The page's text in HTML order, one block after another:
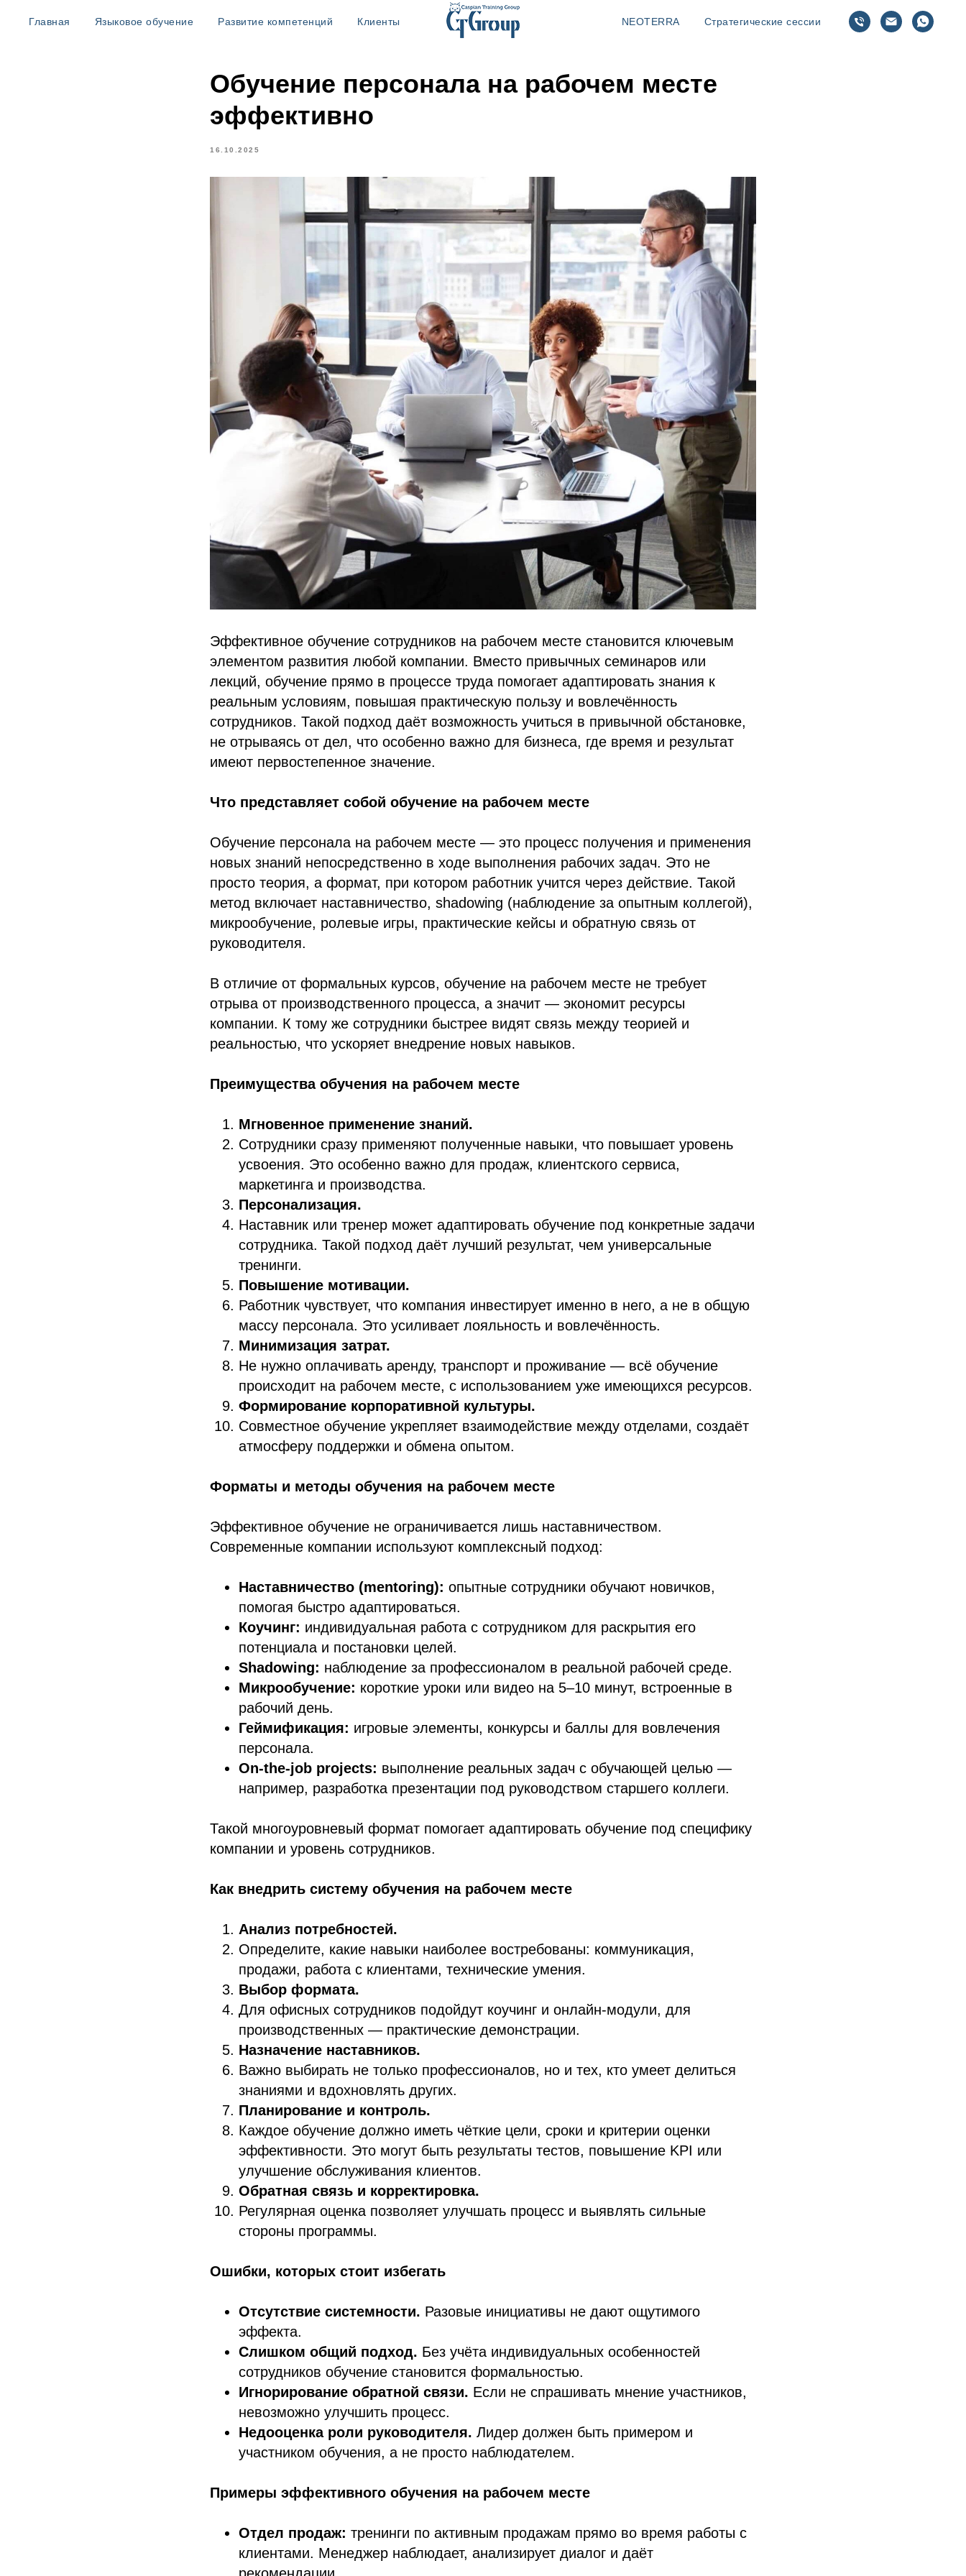
Главная Языковое обучение Развитие компетенций Клиенты NEOTERRA Стратегические сессии
Обучение персонала на рабочем месте
эффективно
16.10.2025
Эффективное обучение сотрудников на рабочем месте становится ключевым
элементом развития любой компании. Вместо привычных семинаров или
лекций, обучение прямо в процессе труда помогает адаптировать знания к
реальным условиям, повышая практическую пользу и вовлечённость
сотрудников. Такой подход даёт возможность учиться в привычной обстановке,
не отрываясь от дел, что особенно важно для бизнеса, где время и результат
имеют первостепенное значение.
Что представляет собой обучение на рабочем месте
Обучение персонала на рабочем месте — это процесс получения и применения
новых знаний непосредственно в ходе выполнения рабочих задач. Это не
просто теория, а формат, при котором работник учится через действие. Такой
метод включает наставничество, shadowing (наблюдение за опытным коллегой),
микрообучение, ролевые игры, практические кейсы и обратную связь от
руководителя.
В отличие от формальных курсов, обучение на рабочем месте не требует
отрыва от производственного процесса, а значит — экономит ресурсы
компании. К тому же сотрудники быстрее видят связь между теорией и
реальностью, что ускоряет внедрение новых навыков.
Преимущества обучения на рабочем месте
Мгновенное применение знаний.
Сотрудники сразу применяют полученные навыки, что повышает уровень
усвоения. Это особенно важно для продаж, клиентского сервиса,
маркетинга и производства.
Персонализация.
Наставник или тренер может адаптировать обучение под конкретные задачи
сотрудника. Такой подход даёт лучший результат, чем универсальные
тренинги.
Повышение мотивации.
Работник чувствует, что компания инвестирует именно в него, а не в общую
массу персонала. Это усиливает лояльность и вовлечённость.
Минимизация затрат.
Не нужно оплачивать аренду, транспорт и проживание — всё обучение
происходит на рабочем месте, с использованием уже имеющихся ресурсов.
Формирование корпоративной культуры.
Совместное обучение укрепляет взаимодействие между отделами, создаёт
атмосферу поддержки и обмена опытом.
Форматы и методы обучения на рабочем месте
Эффективное обучение не ограничивается лишь наставничеством.
Современные компании используют комплексный подход:
Наставничество (mentoring): опытные сотрудники обучают новичков,
помогая быстро адаптироваться.
Коучинг: индивидуальная работа с сотрудником для раскрытия его
потенциала и постановки целей.
Shadowing: наблюдение за профессионалом в реальной рабочей среде.
Микрообучение: короткие уроки или видео на 5–10 минут, встроенные в
рабочий день.
Геймификация: игровые элементы, конкурсы и баллы для вовлечения
персонала.
On-the-job projects: выполнение реальных задач с обучающей целью —
например, разработка презентации под руководством старшего коллеги.
Такой многоуровневый формат помогает адаптировать обучение под специфику
компании и уровень сотрудников.
Как внедрить систему обучения на рабочем месте
Анализ потребностей.
Определите, какие навыки наиболее востребованы: коммуникация,
продажи, работа с клиентами, технические умения.
Выбор формата.
Для офисных сотрудников подойдут коучинг и онлайн-модули, для
производственных — практические демонстрации.
Назначение наставников.
Важно выбирать не только профессионалов, но и тех, кто умеет делиться
знаниями и вдохновлять других.
Планирование и контроль.
Каждое обучение должно иметь чёткие цели, сроки и критерии оценки
эффективности. Это могут быть результаты тестов, повышение KPI или
улучшение обслуживания клиентов.
Обратная связь и корректировка.
Регулярная оценка позволяет улучшать процесс и выявлять сильные
стороны программы.
Ошибки, которых стоит избегать
Отсутствие системности. Разовые инициативы не дают ощутимого
эффекта.
Слишком общий подход. Без учёта индивидуальных особенностей
сотрудников обучение становится формальностью.
Игнорирование обратной связи. Если не спрашивать мнение участников,
невозможно улучшить процесс.
Недооценка роли руководителя. Лидер должен быть примером и
участником обучения, а не просто наблюдателем.
Примеры эффективного обучения на рабочем месте
Отдел продаж: тренинги по активным продажам прямо во время работы с
клиентами. Менеджер наблюдает, анализирует диалог и даёт